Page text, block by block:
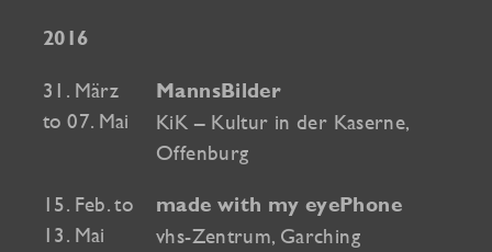
2016
31. März
to 07. Mai
MannsBilder
KiK – Kultur in der Kaserne,
Offenburg
15. Feb. to
13. Mai
made with my eyePhone
vhs-Zentrum, Garching